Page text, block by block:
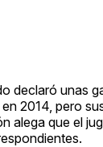
declaró unas
2014, pero
alega que el